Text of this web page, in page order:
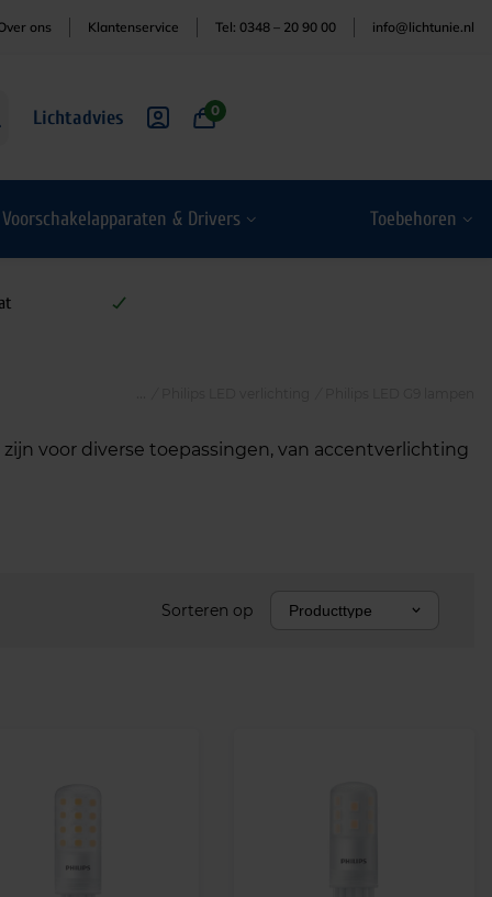
ons Klantenservice Tel: 0348 – 20 90 00 info@lichtunie.nl
Lichtadvies 0
Voorschakelapparaten & Drivers Toebehoren
voor diverse toepassingen, van accentverlichting
Sorteren op Producttype